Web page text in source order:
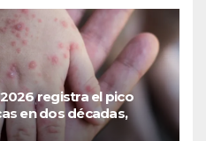
registra el pico
en dos décadas,